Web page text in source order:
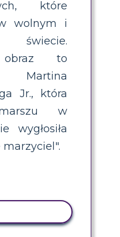
które
wolnym i
obraz to
Martina
Jr., która
w
wygłosiła